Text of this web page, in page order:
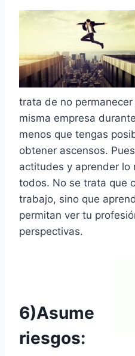
trata de no
misma empresa
menos que tengas
obtener ascensos.
actitudes y aprender lo
todos. No se trata que
trabajo, sino que
permitan ver tu
perspectivas.
6)Asume
riesgos: